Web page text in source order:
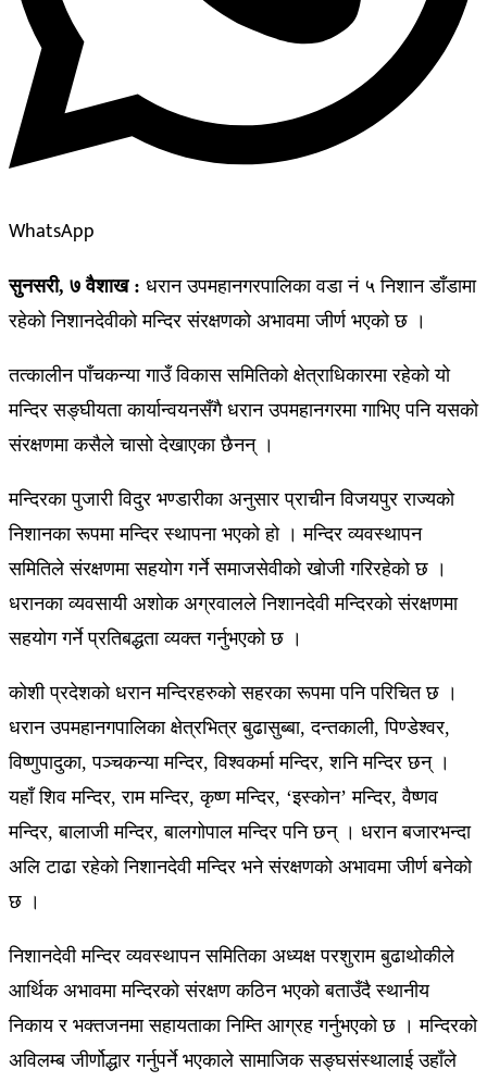
WhatsApp
सुनसरी, ७ वैशाख : धरान उपमहानगरपालिका वडा नं ५ निशान डाँडामा
रहेको निशानदेवीको मन्दिर संरक्षणको अभावमा जीर्ण भएको छ ।
तत्कालीन पाँचकन्या गाउँ विकास समितिको क्षेत्राधिकारमा रहेको यो
मन्दिर सङ्घीयता कार्यान्वयनसँगै धरान उपमहानगरमा गाभिए पनि यसको
संरक्षणमा कसैले चासो देखाएका छैनन् ।
मन्दिरका पुजारी विदुर भण्डारीका अनुसार प्राचीन विजयपुर राज्यको
निशानका रूपमा मन्दिर स्थापना भएको हो । मन्दिर व्यवस्थापन
समितिले संरक्षणमा सहयोग गर्ने समाजसेवीको खोजी गरिरहेको छ ।
धरानका व्यवसायी अशोक अग्रवालले निशानदेवी मन्दिरको संरक्षणमा
सहयोग गर्ने प्रतिबद्धता व्यक्त गर्नुभएको छ ।
कोशी प्रदेशको धरान मन्दिरहरुको सहरका रूपमा पनि परिचित छ ।
धरान उपमहानगपालिका क्षेत्रभित्र बुढासुब्बा, दन्तकाली, पिण्डेश्वर,
विष्णुपादुका, पञ्चकन्या मन्दिर, विश्वकर्मा मन्दिर, शनि मन्दिर छन् ।
यहाँ शिव मन्दिर, राम मन्दिर, कृष्ण मन्दिर, ‘इस्कोन’ मन्दिर, वैष्णव
मन्दिर, बालाजी मन्दिर, बालगोपाल मन्दिर पनि छन् । धरान बजारभन्दा
अलि टाढा रहेको निशानदेवी मन्दिर भने संरक्षणको अभावमा जीर्ण बनेको
छ ।
निशानदेवी मन्दिर व्यवस्थापन समितिका अध्यक्ष परशुराम बुढाथोकीले
आर्थिक अभावमा मन्दिरको संरक्षण कठिन भएको बताउँदै स्थानीय
निकाय र भक्तजनमा सहायताका निम्ति आग्रह गर्नुभएको छ । मन्दिरको
अविलम्ब जीर्णोद्धार गर्नुपर्ने भएकाले सामाजिक सङ्घसंस्थालाई उहाँले